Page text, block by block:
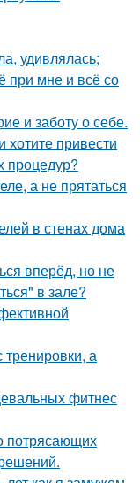
удивлялась;
при мне и всё со
и заботу о себе.
хотите привести
процедур?
а не прятаться
в стенах дома
вперёд, но не
в зале?
тренировки, а
фитнес
потрясающих